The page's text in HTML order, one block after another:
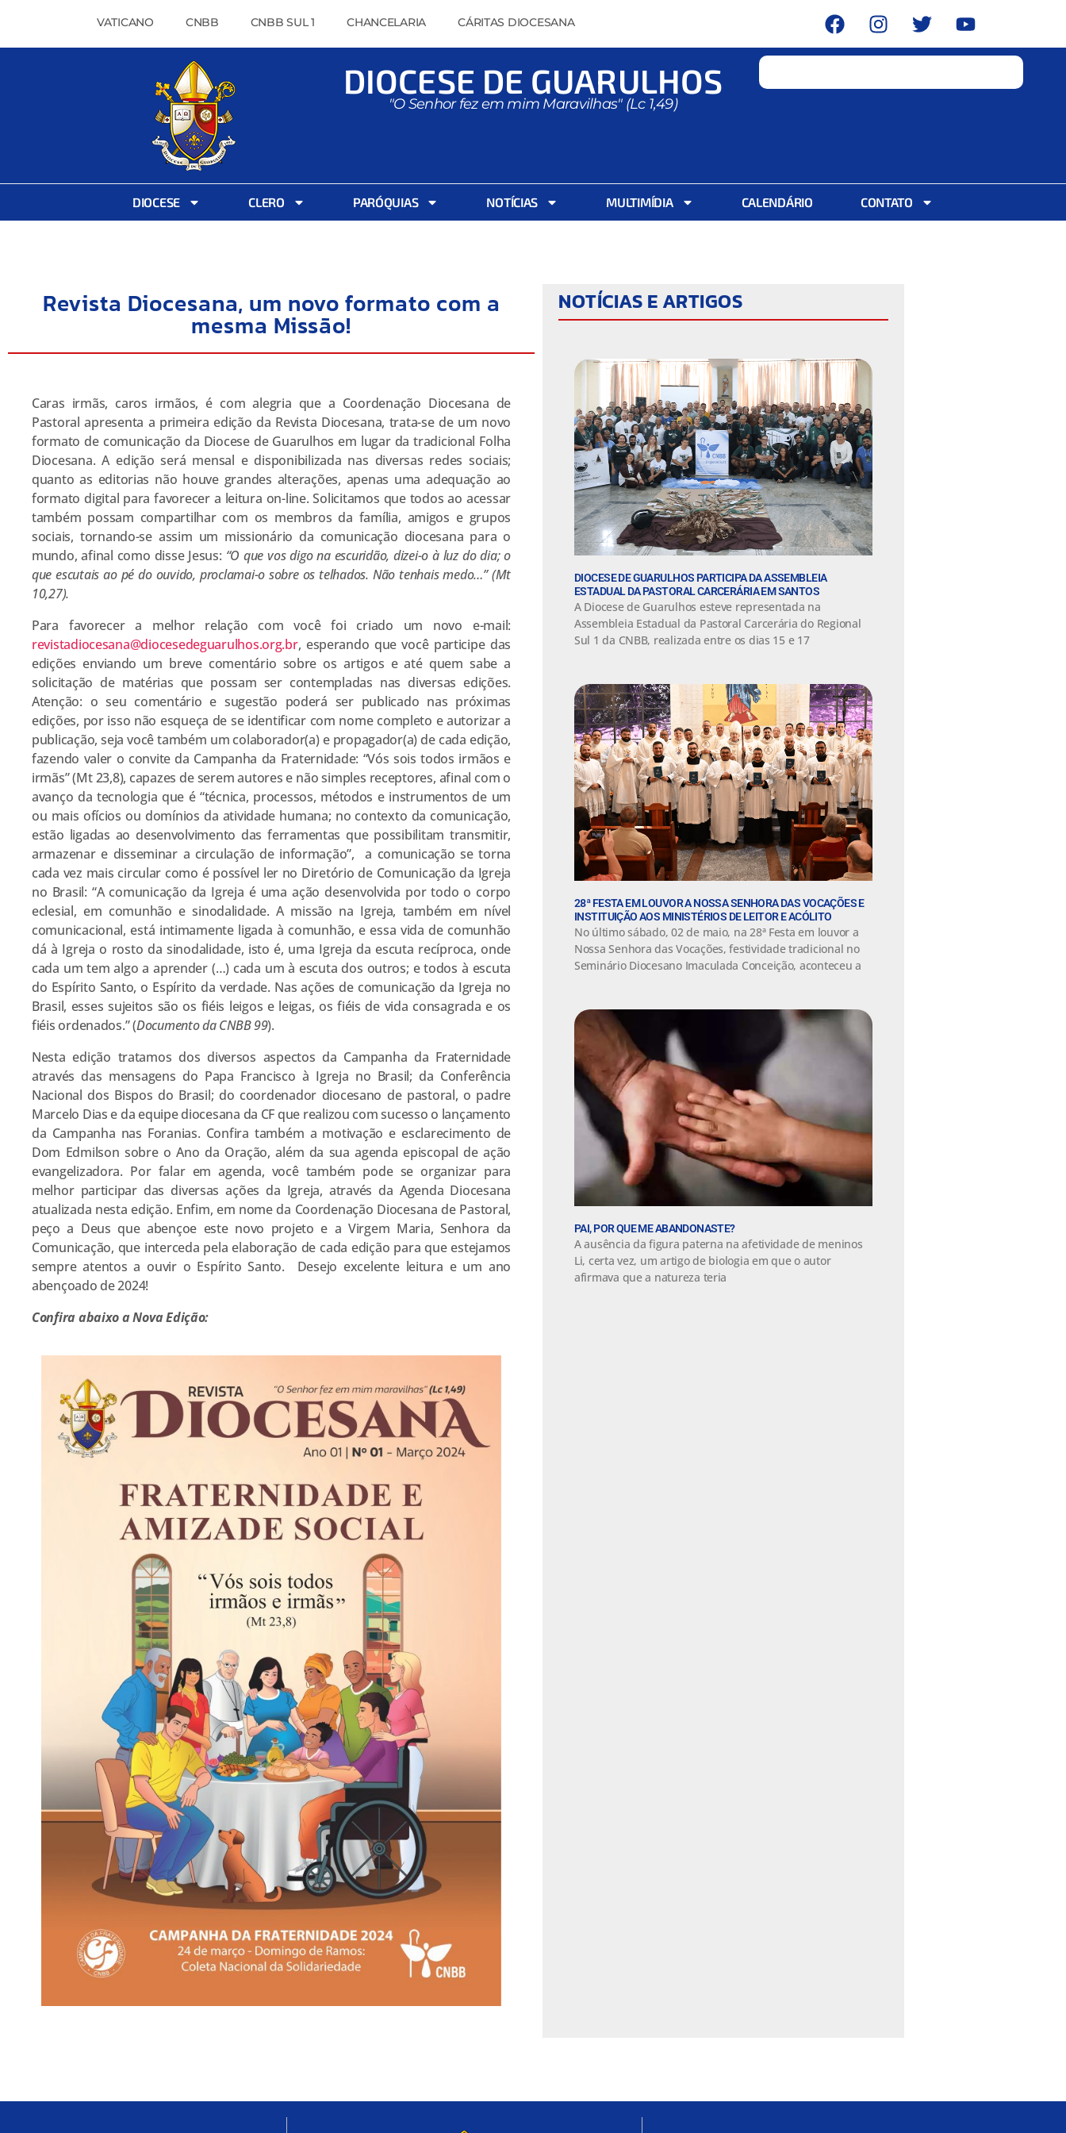
VATICANO CNBB CNBB SUL 1 CHANCELARIA CÁRITAS DIOCESANA
DIOCESE DE GUARULHOS
"O Senhor fez em mim Maravilhas" (Lc 1,49)
DIOCESE CLERO PARÓQUIAS NOTÍCIAS MULTIMÍDIA CALENDÁRIO CONTATO
Revista Diocesana, um novo formato com a
mesma Missão!
Caras irmãs, caros irmãos, é com alegria que a Coordenação Diocesana de
Pastoral apresenta a primeira edição da Revista Diocesana, trata-se de um novo
formato de comunicação da Diocese de Guarulhos em lugar da tradicional Folha
Diocesana. A edição será mensal e disponibilizada nas diversas redes sociais;
quanto as editorias não houve grandes alterações, apenas uma adequação ao
formato digital para favorecer a leitura on-line. Solicitamos que todos ao acessar
também possam compartilhar com os membros da família, amigos e grupos
sociais, tornando-se assim um missionário da comunicação diocesana para o
mundo, afinal como disse Jesus: “O que vos digo na escuridão, dizei-o à luz do dia; o
que escutais ao pé do ouvido, proclamai-o sobre os telhados. Não tenhais medo…” (Mt
10,27).
Para favorecer a melhor relação com você foi criado um novo e-mail:
revistadiocesana@diocesedeguarulhos.org.br, esperando que você participe das
edições enviando um breve comentário sobre os artigos e até quem sabe a
solicitação de matérias que possam ser contempladas nas diversas edições.
Atenção: o seu comentário e sugestão poderá ser publicado nas próximas
edições, por isso não esqueça de se identificar com nome completo e autorizar a
publicação, seja você também um colaborador(a) e propagador(a) de cada edição,
fazendo valer o convite da Campanha da Fraternidade: “Vós sois todos irmãos e
irmãs” (Mt 23,8), capazes de serem autores e não simples receptores, afinal com o
avanço da tecnologia que é “técnica, processos, métodos e instrumentos de um
ou mais ofícios ou domínios da atividade humana; no contexto da comunicação,
estão ligadas ao desenvolvimento das ferramentas que possibilitam transmitir,
armazenar e disseminar a circulação de informação”, a comunicação se torna
cada vez mais circular como é possível ler no Diretório de Comunicação da Igreja
no Brasil: “A comunicação da Igreja é uma ação desenvolvida por todo o corpo
eclesial, em comunhão e sinodalidade. A missão na Igreja, também em nível
comunicacional, está intimamente ligada à comunhão, e essa vida de comunhão
dá à Igreja o rosto da sinodalidade, isto é, uma Igreja da escuta recíproca, onde
cada um tem algo a aprender (…) cada um à escuta dos outros; e todos à escuta
do Espírito Santo, o Espírito da verdade. Nas ações de comunicação da Igreja no
Brasil, esses sujeitos são os fiéis leigos e leigas, os fiéis de vida consagrada e os
fiéis ordenados.” (Documento da CNBB 99).
Nesta edição tratamos dos diversos aspectos da Campanha da Fraternidade
através das mensagens do Papa Francisco à Igreja no Brasil; da Conferência
Nacional dos Bispos do Brasil; do coordenador diocesano de pastoral, o padre
Marcelo Dias e da equipe diocesana da CF que realizou com sucesso o lançamento
da Campanha nas Foranias. Confira também a motivação e esclarecimento de
Dom Edmilson sobre o Ano da Oração, além da sua agenda episcopal de ação
evangelizadora. Por falar em agenda, você também pode se organizar para
melhor participar das diversas ações da Igreja, através da Agenda Diocesana
atualizada nesta edição. Enfim, em nome da Coordenação Diocesana de Pastoral,
peço a Deus que abençoe este novo projeto e a Virgem Maria, Senhora da
Comunicação, que interceda pela elaboração de cada edição para que estejamos
sempre atentos a ouvir o Espírito Santo. Desejo excelente leitura e um ano
abençoado de 2024!
Confira abaixo a Nova Edição:
NOTÍCIAS E ARTIGOS
DIOCESE DE GUARULHOS PARTICIPA DA ASSEMBLEIA
ESTADUAL DA PASTORAL CARCERÁRIA EM SANTOS
A Diocese de Guarulhos esteve representada na
Assembleia Estadual da Pastoral Carcerária do Regional
Sul 1 da CNBB, realizada entre os dias 15 e 17
28ª FESTA EM LOUVOR A NOSSA SENHORA DAS VOCAÇÕES E
INSTITUIÇÃO AOS MINISTÉRIOS DE LEITOR E ACÓLITO
No último sábado, 02 de maio, na 28ª Festa em louvor a
Nossa Senhora das Vocações, festividade tradicional no
Seminário Diocesano Imaculada Conceição, aconteceu a
PAI, POR QUE ME ABANDONASTE?
A ausência da figura paterna na afetividade de meninos
Li, certa vez, um artigo de biologia em que o autor
afirmava que a natureza teria